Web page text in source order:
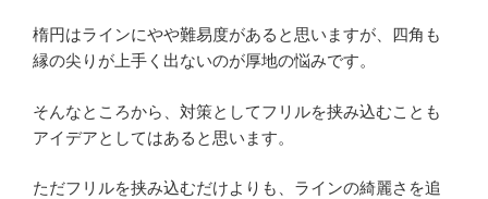
楕円はラインにやや難易度があると思いますが、四角も
縁の尖りが上手く出ないのが厚地の悩みです。
そんなところから、対策としてフリルを挟み込むことも
アイデアとしてはあると思います。
ただフリルを挟み込むだけよりも、ラインの綺麗さを追